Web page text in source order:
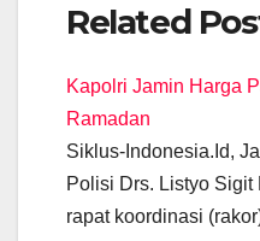
c
e
b
o
o
k
at
s
p
p
e
gr
a
m
Related
Kapolri Jamin Harga
Ramadan
Siklus-Indonesia.Id,
Polisi Drs. Listyo
rapat koordinasi